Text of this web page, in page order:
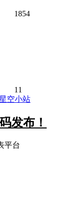
1854
11
发布！
平台